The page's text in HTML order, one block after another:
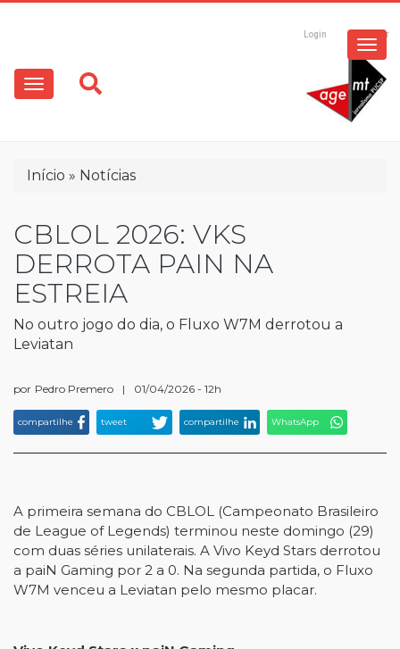
conteúdo
principal
Login Registrar
Main
navigation
Trilha
navegação
Início Notícias
CBLOL 2026: VKS
DERROTA PAIN NA
ESTREIA
No outro jogo do dia, o Fluxo W7M derrotou a
Leviatan
por Pedro Premero | 01/04/2026 - 12h
compartilhe tweet compartilhe WhatsApp
A primeira semana do CBLOL (Campeonato Brasileiro
de League of Legends) terminou neste domingo (29)
com duas séries unilaterais. A Vivo Keyd Stars derrotou
a paiN Gaming por 2 a 0. Na segunda partida, o Fluxo
W7M venceu a Leviatan pelo mesmo placar.